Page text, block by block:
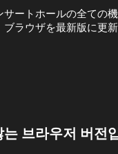
サートホールの全ての
ブラウザを最新版に更
는 브라우저 버전